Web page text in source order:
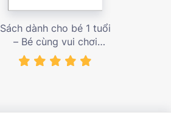
Sách dành cho bé 1 tuổi
– Bé cùng vui chơi
luyện tập – Sách vui
chơi tương tác Bé học